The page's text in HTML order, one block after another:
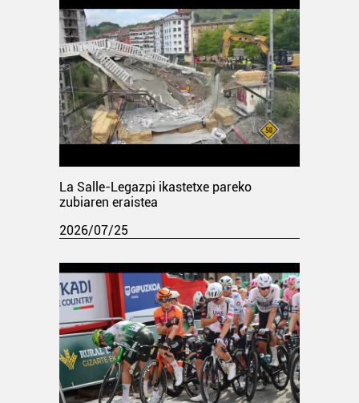
La Salle-Legazpi ikastetxe pareko
zubiaren eraistea
2026/07/25